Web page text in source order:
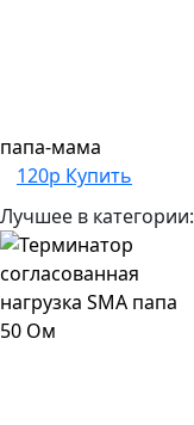
папа-мама
120р Купить
Лучшее в категории: